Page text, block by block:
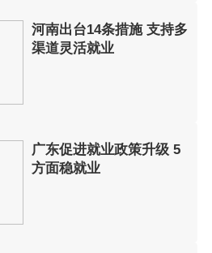
河南出台14条措施 支持多
渠道灵活就业
广东促进就业政策升级 5
方面稳就业